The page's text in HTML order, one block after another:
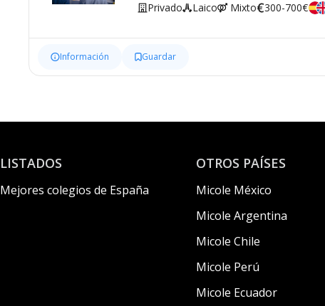
Privado Laico Mixto 300-700€
Información Guardar
LISTADOS
Mejores colegios de España
OTROS PAÍSES
Micole México
Micole Argentina
Micole Chile
Micole Perú
Micole Ecuador